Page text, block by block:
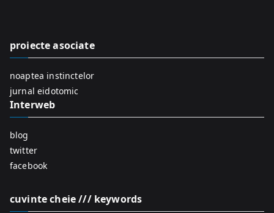
o
proiecte asociate
noaptea instinctelor
jurnal eidotomic
Interweb
blog
twitter
facebook
cuvinte cheie /// keywords